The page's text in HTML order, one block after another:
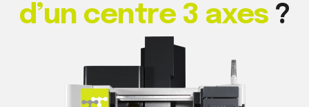
d’un centre 3 axes ?